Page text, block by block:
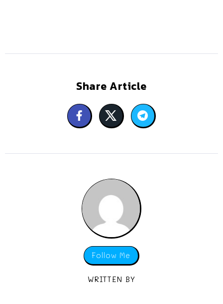
Share Article
Follow Me
WRITTEN BY